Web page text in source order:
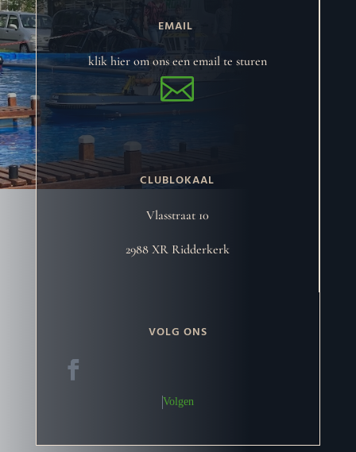
EMAIL
klik hier om ons een email te sturen

CLUBLOKAAL
Vlasstraat 10
2988 XR Ridderkerk
VOLG ONS
Volgen